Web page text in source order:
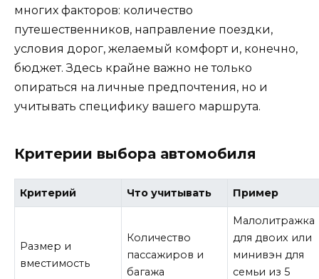
многих факторов: количество
путешественников, направление поездки,
условия дорог, желаемый комфорт и, конечно,
бюджет. Здесь крайне важно не только
опираться на личные предпочтения, но и
учитывать специфику вашего маршрута.
Критерии выбора автомобиля
Критерий Что учитывать Пример
Размер и
вместимость
Количество
пассажиров и
багажа
Малолитражка
для двоих или
минивэн для
семьи из 5